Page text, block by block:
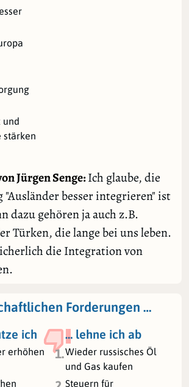
und
stärken
Jürgen Senge:Ich glaube, die
besser integrieren" ist
dazu gehören ja auch z.B.
Türken, die lange bei uns leben.
die Integration von
Forderungen …
ich
… lehne ich ab
erhöhen 1.Wieder russisches Öl
und Gas kaufen
Steuern für